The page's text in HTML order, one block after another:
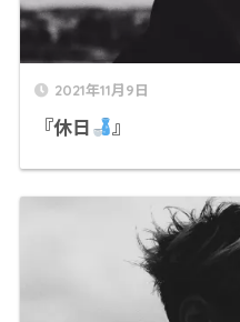
2021年11月9日
『休日 』